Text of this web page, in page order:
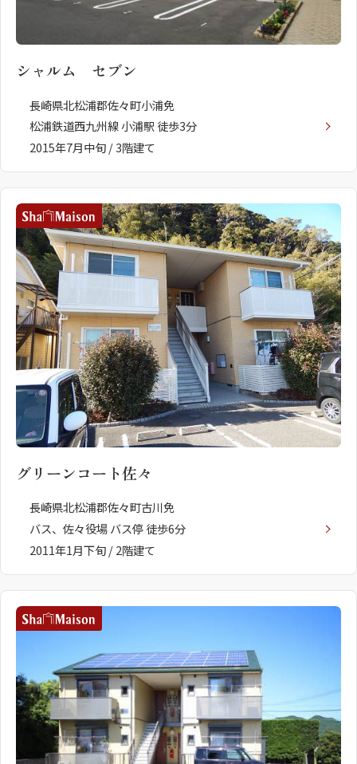
シャルム セブン
長崎県北松浦郡佐々町小浦免
松浦鉄道西九州線 小浦駅 徒歩3分
2015年7月中旬 / 3階建て
グリーンコート佐々
長崎県北松浦郡佐々町古川免
バス、佐々役場 バス停 徒歩6分
2011年1月下旬 / 2階建て